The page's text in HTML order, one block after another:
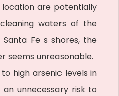
are potentially
waters of the
Santa Fe s shores, the
seems unreasonable.
to high arsenic levels in
unnecessary risk to